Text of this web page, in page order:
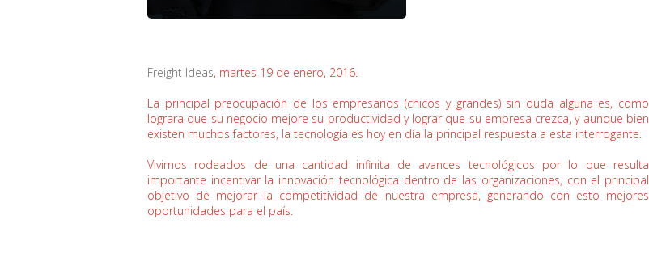
Freight Ideas, martes 19 de enero, 2016.
La principal preocupación de los empresarios (chicos y grandes) sin duda alguna es, como
lograra que su negocio mejore su productividad y lograr que su empresa crezca, y aunque bien
existen muchos factores, la tecnología es hoy en día la principal respuesta a esta interrogante.
Vivimos rodeados de una cantidad infinita de avances tecnológicos por lo que resulta
importante incentivar la innovación tecnológica dentro de las organizaciones, con el principal
objetivo de mejorar la competitividad de nuestra empresa, generando con esto mejores
oportunidades para el país.